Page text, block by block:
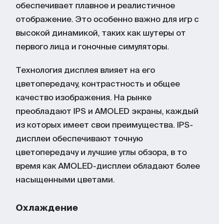
обеспечивает плавное и реалистичное
отображение. Это особенно важно для игр с
высокой динамикой, таких как шутеры от
первого лица и гоночные симуляторы.
Технология дисплея влияет на его
цветопередачу, контрастность и общее
качество изображения. На рынке
преобладают IPS и AMOLED экраны, каждый
из которых имеет свои преимущества. IPS-
дисплеи обеспечивают точную
цветопередачу и лучшие углы обзора, в то
время как AMOLED-дисплеи обладают более
насыщенными цветами.
Охлаждение